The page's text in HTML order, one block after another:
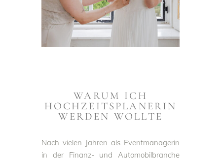
WARUM ICH
HOCHZEITSPLANERIN
WERDEN WOLLTE
Nach vielen Jahren als Eventmanagerin
in der Finanz- und Automobilbranche